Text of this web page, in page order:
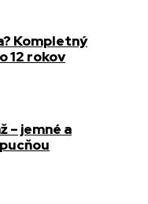
Kompletný
12 rokov
– jemné a